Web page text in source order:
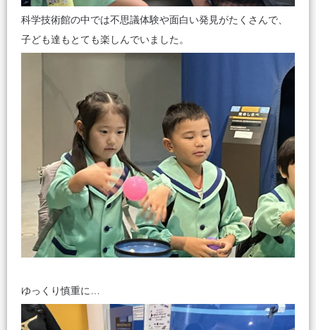
科学技術館の中では不思議体験や面白い発見がたくさんで、
子ども達もとても楽しんでいました。
ゆっくり慎重に…